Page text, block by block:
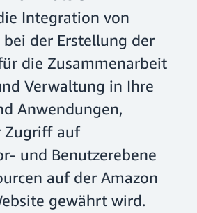
Integration von
der Erstellung der
die Zusammenarbeit
Verwaltung in Ihre
Anwendungen,
Zugriff auf
und Benutzerebene
auf der Amazon
gewährt wird.